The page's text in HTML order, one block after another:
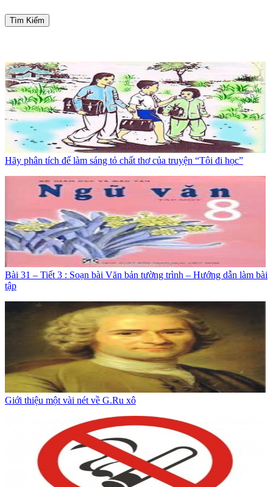
Tìm Kiếm
Hãy phân tích để làm sáng tỏ chất thơ của truyện “Tôi đi học”
Bài 31 – Tiết 3 : Soạn bài Văn bản tường trình – Hướng dẫn làm bài
tập
Giới thiệu một vài nét về G.Ru xô